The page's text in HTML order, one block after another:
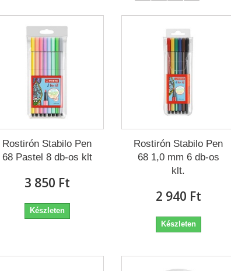
Rostirón Stabilo Pen
68 Pastel 8 db-os klt
3 850 Ft‎
Készleten
Rostirón Stabilo Pen
68 1,0 mm 6 db-os
klt.
2 940 Ft‎
Készleten